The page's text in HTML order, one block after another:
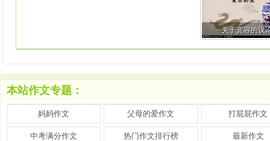
关于宽容的议
本站作文专题：
妈妈作文 父母的爱作文 打屁屁作文
中考满分作文 热门作文排行榜 最新作文